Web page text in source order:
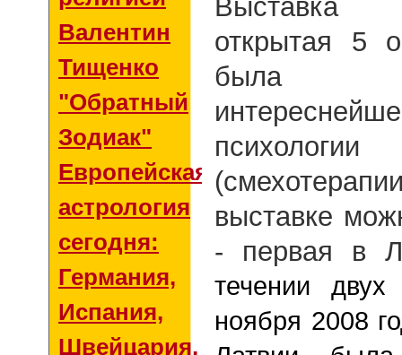
Валентин
Тищенко
"Обратный
Зодиак"
Европейская
астрология
сегодня:
Германия,
Испания,
Швейцария,
Выставка
открытая 5
была
выставке
- первая в
течении
ноября 2008